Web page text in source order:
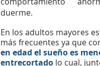
duerme.
En los adultos mayores
más frecuentes ya que
en edad el sueño es
entrecortado lo cual,